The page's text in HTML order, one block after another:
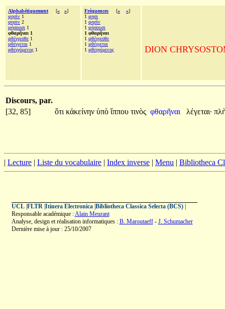
Alphabétiquement [« »]
φησὶν 1
φησιν 2
φήσουσι 1
φθαρῆναι 1
φθέγγεσθε 1
φθέγγεται 1
φθεγγόμενος 1
Fréquences [« »]
1 φησι
1 φησὶν
1 φήσουσι
1 φθαρῆναι
1 φθέγγεσθε
1 φθέγγεται
1 φθεγγόμενος DION
Discours, par.
[32, 85]
ὅτι κἀκείνην ὑπὸ ἵππου τινὸς φθαρῆναι λέγεται·
| Lecture | Liste du vocabulaire | Index inverse | Menu | Bibliotheca
UCL| FLTR| Itinera Electronica| Bibliotheca Classica Selecta (BCS)|
Responsable académique :Alain Meurant
Analyse, design et réalisation informatiques : B. Maroutaeff- J. Schumacher
Dernière mise à jour : 25/10/2007